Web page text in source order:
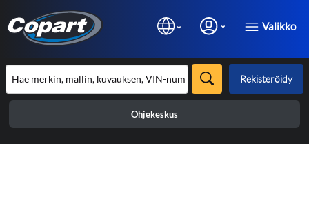
Valikko
Rekisteröidy
Ohjekeskus